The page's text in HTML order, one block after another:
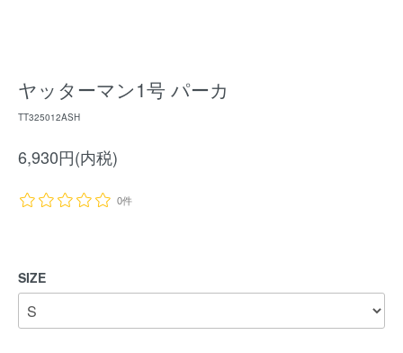
ヤッターマン1号 パーカ
TT325012ASH
6,930円(内税)
0件
SIZE